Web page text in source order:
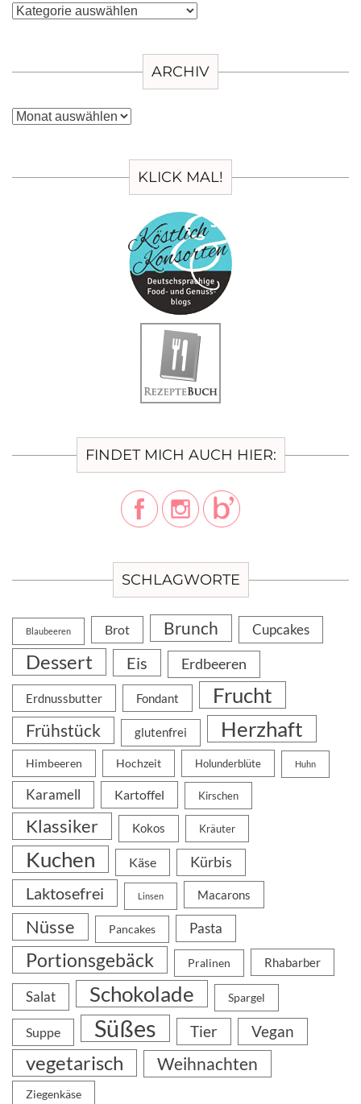
Kategorien
ARCHIV
Archiv
KLICK MAL!
FINDET MICH AUCH HIER:
SCHLAGWORTE
Blaubeeren Brot Brunch Cupcakes
Dessert Eis Erdbeeren
Erdnussbutter Fondant Frucht
Frühstück glutenfrei Herzhaft
Himbeeren Hochzeit Holunderblüte Huhn
Karamell Kartoffel Kirschen
Klassiker Kokos Kräuter
Kuchen Käse Kürbis
Laktosefrei Linsen Macarons
Nüsse Pancakes Pasta
Portionsgebäck Pralinen Rhabarber
Salat Schokolade Spargel
Suppe Süßes Tier Vegan
vegetarisch Weihnachten
Ziegenkäse